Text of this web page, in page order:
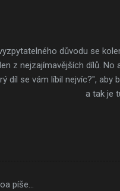
důvodu se
z nejzajímavějších dílů.
díl se vám líbil nejvíc?",
a tak je
píše…